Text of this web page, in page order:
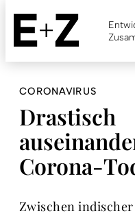
Skip
main
content
CORONAVIRUS
Drastisch
Corona-
Zwischen